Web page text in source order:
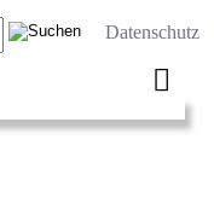
Datenschutz